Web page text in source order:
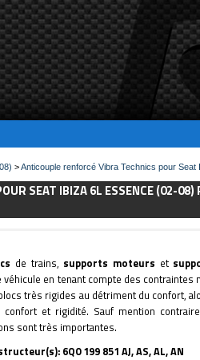
>Anticouple renforcé Vibra Technics pour
SEAT IBIZA 6L ESSENCE (02-
de trains, supports moteurs et
en tenant compte des contraintes
très rigides au détriment du confort,
et rigidité. Sauf mention
sont très importantes.
6Q0 199 851 AJ, AS, AL, AN